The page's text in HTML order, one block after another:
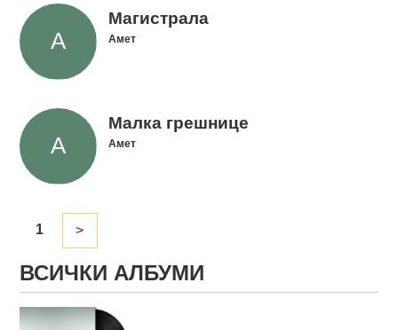
Магистрала
Амет
Малка грешнице
Амет
1 >
ВСИЧКИ АЛБУМИ